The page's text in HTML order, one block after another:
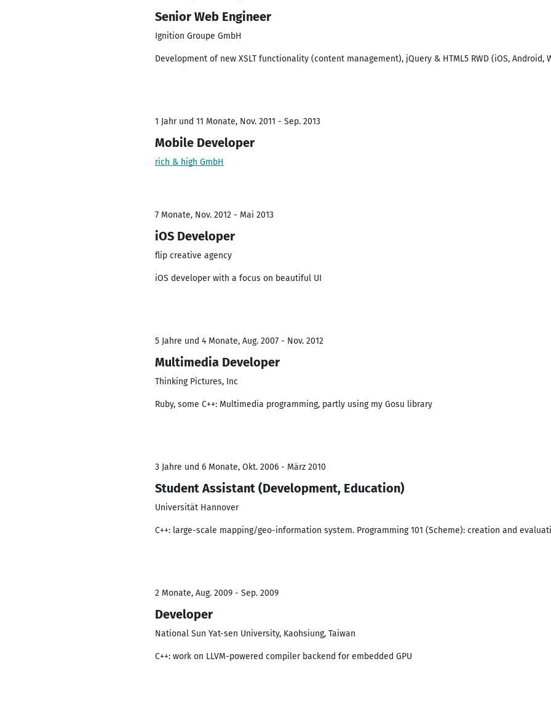
Senior Web Engineer
Ignition Groupe GmbH
Development of new XSLT functionality (content management), jQuery & HTML5 RWD (iOS, Android,
1 Jahr und 11 Monate, Nov. 2011 - Sep. 2013
Mobile Developer
rich & high GmbH
7 Monate, Nov. 2012 - Mai 2013
iOS Developer
flip creative agency
iOS developer with a focus on beautiful UI
5 Jahre und 4 Monate, Aug. 2007 - Nov. 2012
Multimedia Developer
Thinking Pictures, Inc
Ruby, some C++: Multimedia programming, partly using my Gosu library
3 Jahre und 6 Monate, Okt. 2006 - März 2010
Student Assistant (Development, Education)
Universität Hannover
C++: large-scale mapping/geo-information system. Programming 101 (Scheme): creation and
2 Monate, Aug. 2009 - Sep. 2009
Developer
National Sun Yat-sen University, Kaohsiung, Taiwan
C++: work on LLVM-powered compiler backend for embedded GPU